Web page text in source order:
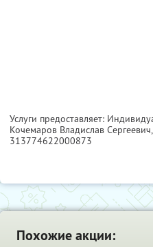
Услуги предоставляет:
Кочемаров Владислав Сергеевич,
313774622000873
Похожие акции: